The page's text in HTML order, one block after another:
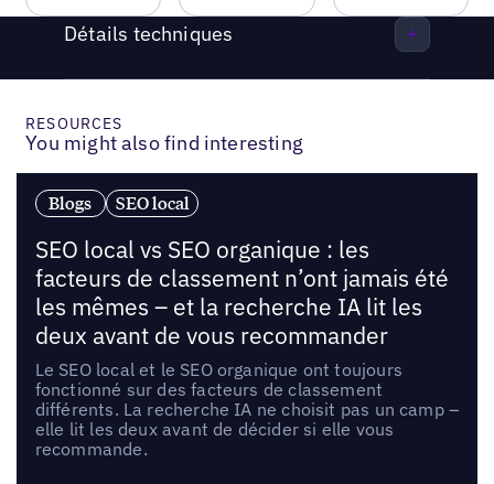
Détails techniques
RESOURCES
You might also find interesting
Blogs SEO local
SEO local vs SEO organique : les
facteurs de classement n’ont jamais été
les mêmes – et la recherche IA lit les
deux avant de vous recommander
Le SEO local et le SEO organique ont toujours
fonctionné sur des facteurs de classement
différents. La recherche IA ne choisit pas un camp –
elle lit les deux avant de décider si elle vous
recommande.